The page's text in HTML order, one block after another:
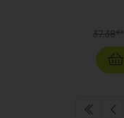
37,38€*